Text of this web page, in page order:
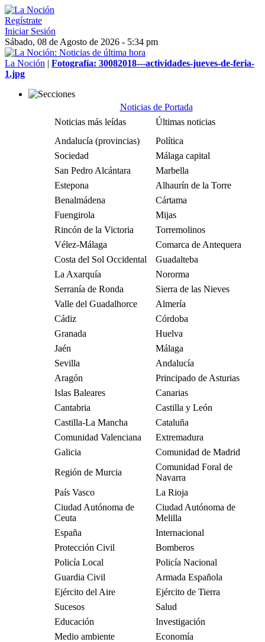
Regístrate
Iniciar Sesión
Sábado, 08 de Agosto de 2026 - 5:34 pm
La Noción | Fotografía: 30082018---actividades-jueves-de-feria-
1.jpg
Noticias de Portada
Noticias más leídas
Últimas noticias
Andalucía (provincias)
Política
Sociedad
Málaga capital
San Pedro Alcántara
Marbella
Estepona
Alhaurín de la Torre
Benalmádena
Cártama
Fuengirola
Mijas
Rincón de la Victoria
Torremolinos
Vélez-Málaga
Comarca de Antequera
Costa del Sol Occidental
Guadalteba
La Axarquía
Nororma
Serranía de Ronda
Sierra de las Nieves
Valle del Guadalhorce
Almería
Cádiz
Córdoba
Granada
Huelva
Jaén
Málaga
Sevilla
Andalucía
Aragón
Principado de Asturias
Islas Baleares
Canarias
Cantabria
Castilla y León
Castilla-La Mancha
Cataluña
Comunidad Valenciana
Extremadura
Galicia
Comunidad de Madrid
Región de Murcia
Comunidad Foral de
Navarra
País Vasco
La Rioja
Ciudad Autónoma de
Ceuta
Ciudad Autónoma de
Melilla
España
Internacional
Protección Civil
Bomberos
Policía Local
Policía Nacional
Guardia Civil
Armada Española
Ejército del Aire
Ejército de Tierra
Sucesos
Salud
Educación
Investigación
Medio ambiente
Economía